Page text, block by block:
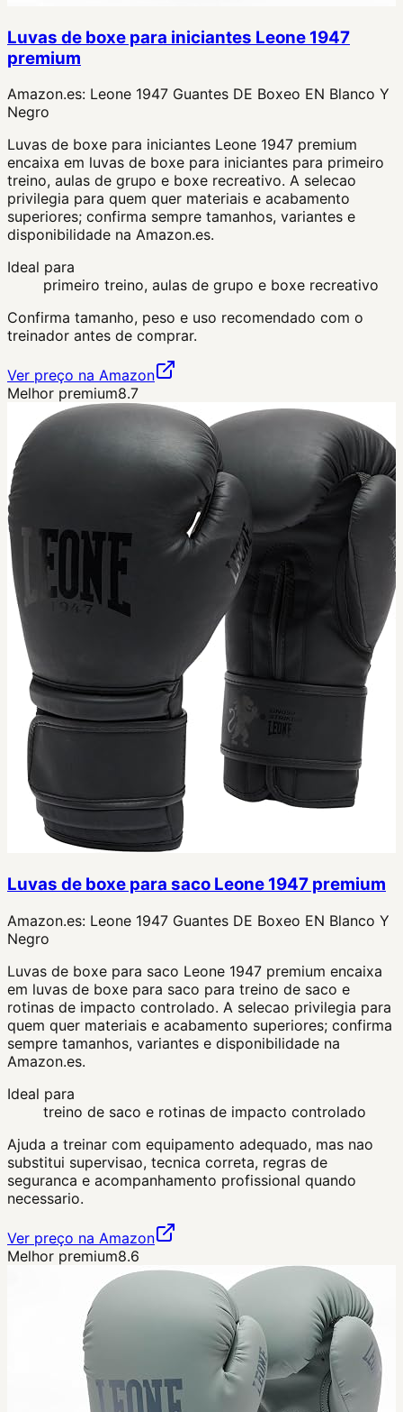
Luvas de boxe para iniciantes Leone 1947
premium
Amazon.es: Leone 1947 Guantes DE Boxeo EN Blanco Y
Negro
Luvas de boxe para iniciantes Leone 1947 premium
encaixa em luvas de boxe para iniciantes para primeiro
treino, aulas de grupo e boxe recreativo. A selecao
privilegia para quem quer materiais e acabamento
superiores; confirma sempre tamanhos, variantes e
disponibilidade na Amazon.es.
Ideal para
primeiro treino, aulas de grupo e boxe recreativo
Confirma tamanho, peso e uso recomendado com o
treinador antes de comprar.
Ver preço na Amazon
Melhor premium8.7
Luvas de boxe para saco Leone 1947 premium
Amazon.es: Leone 1947 Guantes DE Boxeo EN Blanco Y
Negro
Luvas de boxe para saco Leone 1947 premium encaixa
em luvas de boxe para saco para treino de saco e
rotinas de impacto controlado. A selecao privilegia para
quem quer materiais e acabamento superiores; confirma
sempre tamanhos, variantes e disponibilidade na
Amazon.es.
Ideal para
treino de saco e rotinas de impacto controlado
Ajuda a treinar com equipamento adequado, mas nao
substitui supervisao, tecnica correta, regras de
seguranca e acompanhamento profissional quando
necessario.
Ver preço na Amazon
Melhor premium8.6